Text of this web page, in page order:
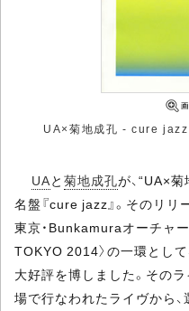
UA×菊地成孔 - cure
UAと 菊地成孔が、“UA×
名盤『cure jazz』。そのリ
東京・Bunkamuraオーチャ
TOKYO 2014〉の一環とし
大好評を博しました。その
場で行なわれたライヴから